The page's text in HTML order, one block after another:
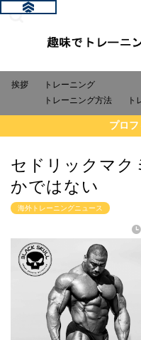
挨拶
トレーニング
トレーニング方法
ト
プロ
セドリックマク
かではない
海外トレーニングニュース